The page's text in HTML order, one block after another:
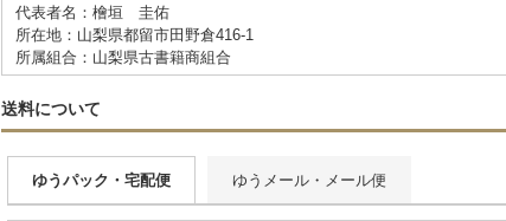
代表者名：檜垣 圭佑
所在地：山梨県都留市田野倉416-1
所属組合：山梨県古書籍商組合
送料について
ゆうパック・宅配便 ゆうメール・メール便